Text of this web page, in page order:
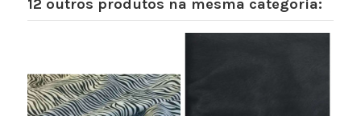
12 outros produtos na mesma categoria: